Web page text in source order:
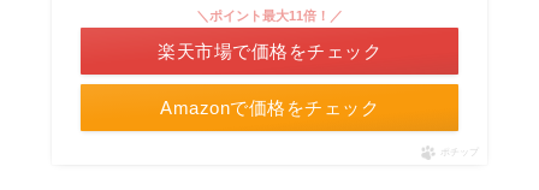
Amazonで価格をチェック
＼ポイント最大11倍！／
楽天市場で価格をチェック
ポチップ